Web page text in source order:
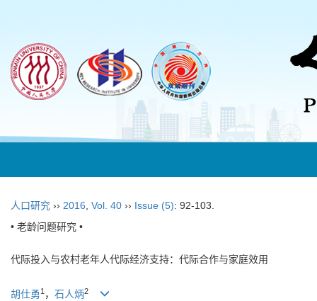
人口研究 ›› 2016 Vol. 40 ›› Issue (5): 92-103.
• 老龄问题研究 •
代际投入与农村老年人代际经济支持：代际合作与家庭效用
胡仕勇1 ， 石人炳2